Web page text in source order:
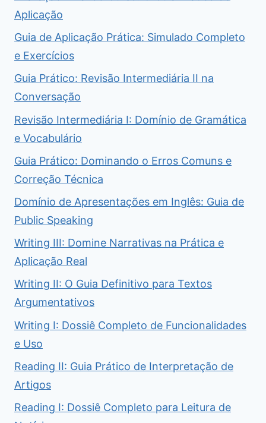
Aplicação
Guia de Aplicação Prática: Simulado Completo
e Exercícios
Guia Prático: Revisão Intermediária II na
Conversação
Revisão Intermediária I: Domínio de Gramática
e Vocabulário
Guia Prático: Dominando o Erros Comuns e
Correção Técnica
Domínio de Apresentações em Inglês: Guia de
Public Speaking
Writing III: Domine Narrativas na Prática e
Aplicação Real
Writing II: O Guia Definitivo para Textos
Argumentativos
Writing I: Dossiê Completo de Funcionalidades
e Uso
Reading II: Guia Prático de Interpretação de
Artigos
Reading I: Dossiê Completo para Leitura de